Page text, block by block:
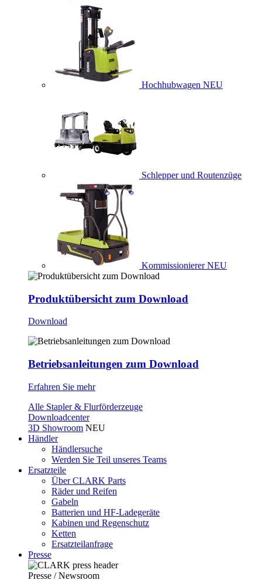
Hochhubwagen NEU
Schlepper und Routenzüge
Kommissionierer NEU
Produktübersicht zum Download
Download
Betriebsanleitungen zum Download
Erfahren Sie mehr
Alle Stapler & Flurförderzeuge
Downloadcenter
3D Showroom NEU
Händler
Händlersuche
Werden Sie Teil unseres Teams
Ersatzteile
Über CLARK Parts
Räder und Reifen
Gabeln
Batterien und HF-Ladegeräte
Kabinen und Regenschutz
Ketten
Ersatzteilanfrage
Presse
Presse / Newsroom